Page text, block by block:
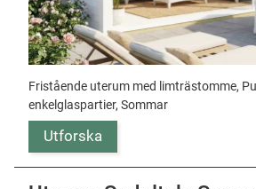
Fristående uterum med limträstomme,
enkelglaspartier, Sommar
Utforska